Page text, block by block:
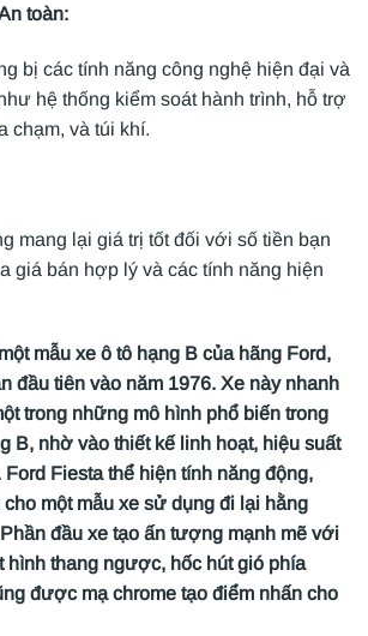
toàn:
bị các tính năng công nghệ hiện đại và
hệ thống kiểm soát hành trình, hỗ trợ
chạm, và túi khí.
mang lại giá trị tốt đối với số tiền bạn
giá bán hợp lý và các tính năng hiện
mẫu xe ô tô hạng B của hãng Ford,
đầu tiên vào năm 1976. Xe này nhanh
trong những mô hình phổ biến trong
B, nhờ vào thiết kế linh hoạt, hiệu suất
Ford Fiesta thể hiện tính năng động,
cho một mẫu xe sử dụng đi lại hằng
đầu xe tạo ấn tượng mạnh mẽ với
hình thang ngược, hốc hút gió phía
được mạ chrome tạo điểm nhấn cho